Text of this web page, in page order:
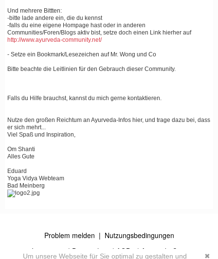
Und mehrere Bittten:
-bitte lade andere ein, die du kennst
-falls du eine eigene Hompage hast oder in anderen
Communities/Foren/Blogs aktiv bist, setze doch einen Link hierher auf
http://www.ayurveda-community.net/
- Setze ein Bookmark/Lesezeichen auf Mr. Wong und Co
Bitte beachte die Leitlinien für den Gebrauch dieser Community.
Falls du Hilfe brauchst, kannst du mich gerne kontaktieren.
Nutze den großen Reichtum an Ayurveda-Infos hier, und trage dazu bei, dass
er sich mehrt...
Viel Spaß und Inspiration,
Om Shanti
Alles Gute
Eduard
Yoga Vidya Webteam
Bad Meinberg
Problem melden | Nutzungsbedingungen
Impressum | Datenschutz | AGB's
| Ayurveda Community
✖
Um unsere Webseite für Sie optimal zu gestalten und